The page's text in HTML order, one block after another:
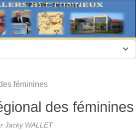
PPC Villers Bretonneux
féminines
des féminines
Jacky WALLET
cookies